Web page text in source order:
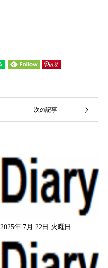
2025年 7月 22日 火曜日